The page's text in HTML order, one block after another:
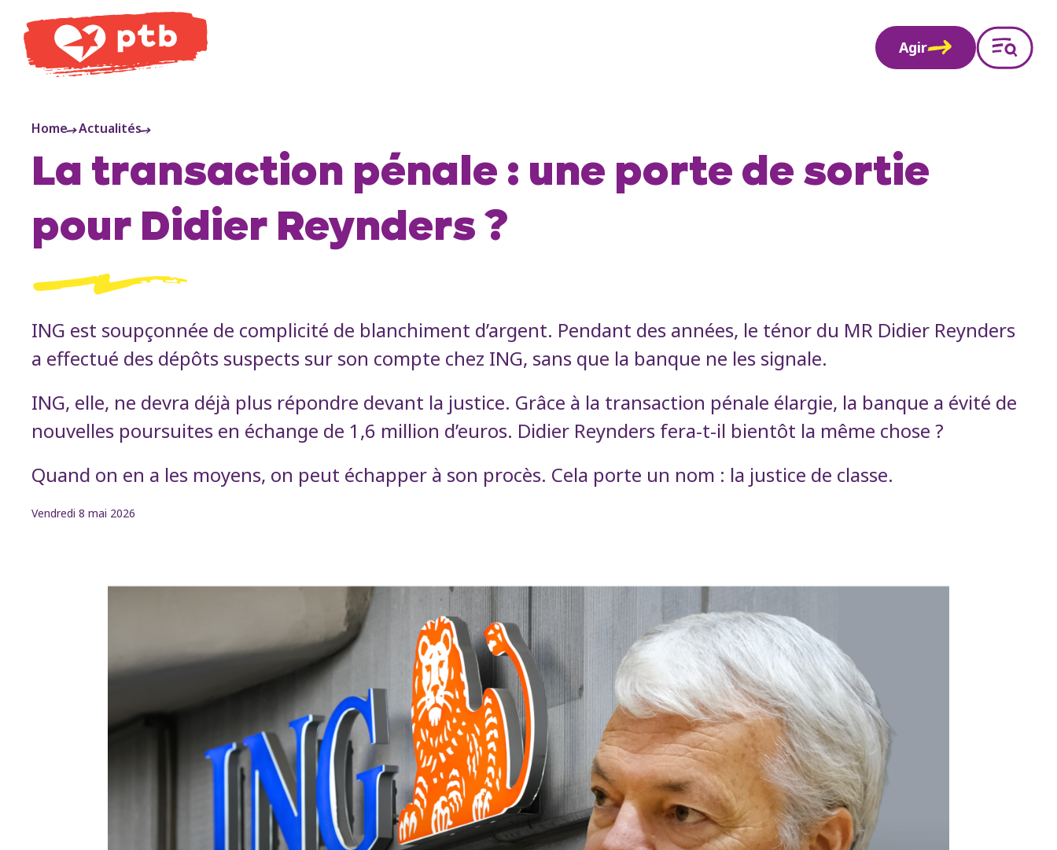
Agir
Home Actualités
La transaction pénale : une porte de sortie
pour Didier Reynders ?
ING est soupçonnée de complicité de blanchiment d’argent. Pendant des années, le ténor du MR Didier Reynders
a effectué des dépôts suspects sur son compte chez ING, sans que la banque ne les signale.
ING, elle, ne devra déjà plus répondre devant la justice. Grâce à la transaction pénale élargie, la banque a évité de
nouvelles poursuites en échange de 1,6 million d’euros. Didier Reynders fera-t-il bientôt la même chose ?
Quand on en a les moyens, on peut échapper à son procès. Cela porte un nom : la justice de classe.
Vendredi 8 mai 2026